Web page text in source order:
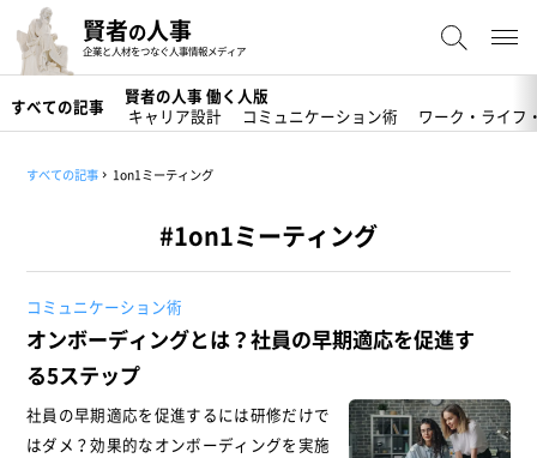
賢者の人事
企業と人材をつなぐ人事情報メディア
すべての記事
賢者の人事 働く人版
キャリア設計
コミュニケーション術 ワーク・ライフ
すべての記事 1on1ミーティング
#1on1ミーティング
コミュニケーション術
オンボーディングとは？社員の早期適応を促進す
る5ステップ
社員の早期適応を促進するには研修だけで
はダメ？効果的なオンボーディングを実施